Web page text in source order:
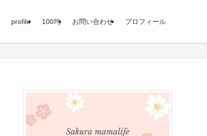
profile 100均 お問い合わせ プロフィール